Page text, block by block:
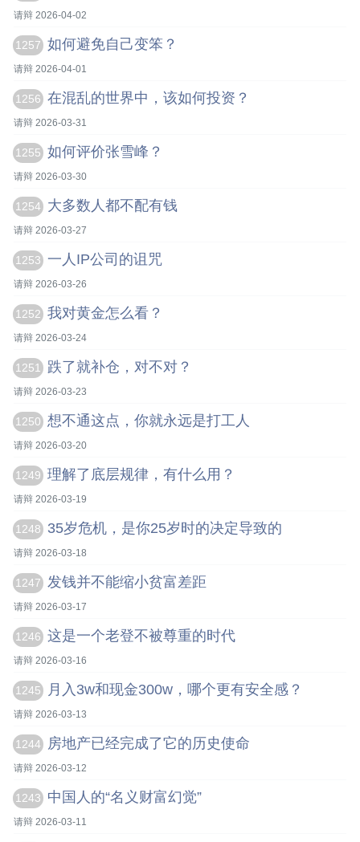
请辩 2026-04-02
1257 如何避免自己变笨？
请辩 2026-04-01
1256 在混乱的世界中，该如何投资？
请辩 2026-03-31
1255 如何评价张雪峰？
请辩 2026-03-30
1254 大多数人都不配有钱
请辩 2026-03-27
1253 一人IP公司的诅咒
请辩 2026-03-26
1252 我对黄金怎么看？
请辩 2026-03-24
1251 跌了就补仓，对不对？
请辩 2026-03-23
1250 想不通这点，你就永远是打工人
请辩 2026-03-20
1249 理解了底层规律，有什么用？
请辩 2026-03-19
1248 35岁危机，是你25岁时的决定导致的
请辩 2026-03-18
1247 发钱并不能缩小贫富差距
请辩 2026-03-17
1246 这是一个老登不被尊重的时代
请辩 2026-03-16
1245 月入3w和现金300w，哪个更有安全感？
请辩 2026-03-13
1244 房地产已经完成了它的历史使命
请辩 2026-03-12
1243 中国人的“名义财富幻觉”
请辩 2026-03-11